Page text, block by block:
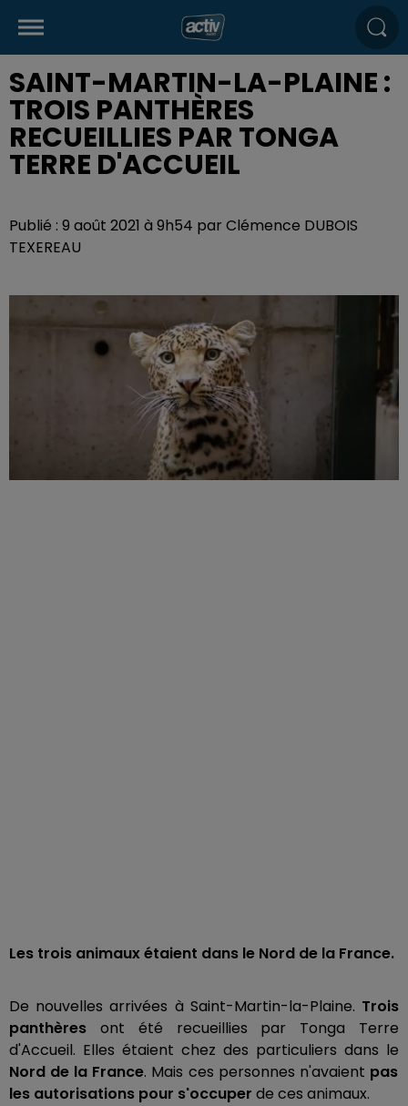
SAINT-MARTIN-LA-PLAINE :
TROIS PANTHÈRES
RECUEILLIES PAR TONGA
TERRE D'ACCUEIL
Publié : 9 août 2021 à 9h54 par Clémence DUBOIS
TEXEREAU
Les trois animaux étaient dans le Nord de la France.
De nouvelles arrivées à Saint-Martin-la-Plaine. Trois
panthères ont été recueillies par Tonga Terre
d'Accueil. Elles étaient chez des particuliers dans le
Nord de la France. Mais ces personnes n'avaient pas
les autorisations pour s'occuper de ces animaux.